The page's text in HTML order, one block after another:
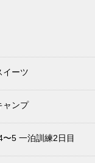
ーツ
ンプ
5 一泊訓練2日目